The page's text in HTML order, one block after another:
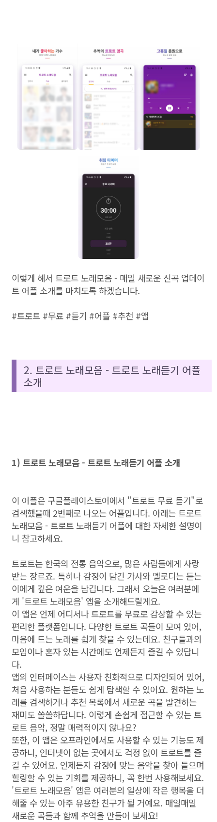
이렇게 해서 트로트 노래모음 - 매일 새로운 신곡 업데이
트 어플 소개를 마치도록 하겠습니다.
#트로트 #무료 #듣기 #어플 #추천 #앱
2. 트로트 노래모음 - 트로트 노래듣기 어플
소개
1) 트로트 노래모음 - 트로트 노래듣기 어플 소개
이 어플은 구글플레이스토어에서 "트로트 무료 듣기"로
검색했을때 2번째로 나오는 어플입니다. 아래는 트로트
노래모음 - 트로트 노래듣기 어플에 대한 자세한 설명이
니 참고하세요.
트로트는 한국의 전통 음악으로, 많은 사람들에게 사랑
받는 장르죠. 특히나 감정이 담긴 가사와 멜로디는 듣는
이에게 깊은 여운을 남깁니다. 그래서 오늘은 여러분에
게 '트로트 노래모음' 앱을 소개해드릴게요.
이 앱은 언제 어디서나 트로트를 무료로 감상할 수 있는
편리한 플랫폼입니다. 다양한 트로트 곡들이 모여 있어,
마음에 드는 노래를 쉽게 찾을 수 있는데요. 친구들과의
모임이나 혼자 있는 시간에도 언제든지 즐길 수 있답니
다.
앱의 인터페이스는 사용자 친화적으로 디자인되어 있어,
처음 사용하는 분들도 쉽게 탐색할 수 있어요. 원하는 노
래를 검색하거나 추천 목록에서 새로운 곡을 발견하는
재미도 쏠쏠하답니다. 이렇게 손쉽게 접근할 수 있는 트
로트 음악, 정말 매력적이지 않나요?
또한, 이 앱은 오프라인에서도 사용할 수 있는 기능도 제
공하니, 인터넷이 없는 곳에서도 걱정 없이 트로트를 즐
길 수 있어요. 언제든지 감정에 맞는 음악을 찾아 들으며
힐링할 수 있는 기회를 제공하니, 꼭 한번 사용해보세요.
'트로트 노래모음' 앱은 여러분의 일상에 작은 행복을 더
해줄 수 있는 아주 유용한 친구가 될 거예요. 매일매일
새로운 곡들과 함께 추억을 만들어 보세요!